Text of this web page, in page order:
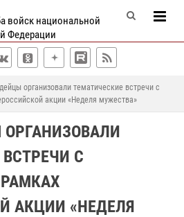
войск национальной
Федерации
организовали тематические встречи с
акции «Неделя мужества»
С
АКЦИИ «НЕДЕЛЯ